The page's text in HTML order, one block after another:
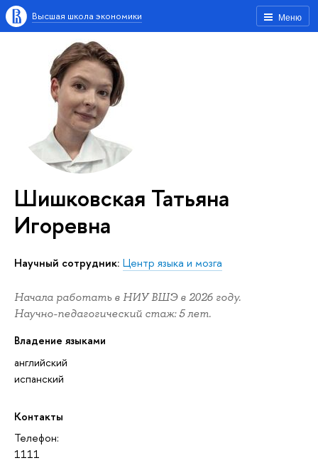
Меню
Высшая школа экономики
Шишковская Татьяна
Игоревна
Научный сотрудник: Центр языка и мозга
Начала работать в НИУ ВШЭ в 2026 году.
Научно-педагогический стаж: 5 лет.
Владение языками
английский
испанский
Контакты
Телефон:
1111